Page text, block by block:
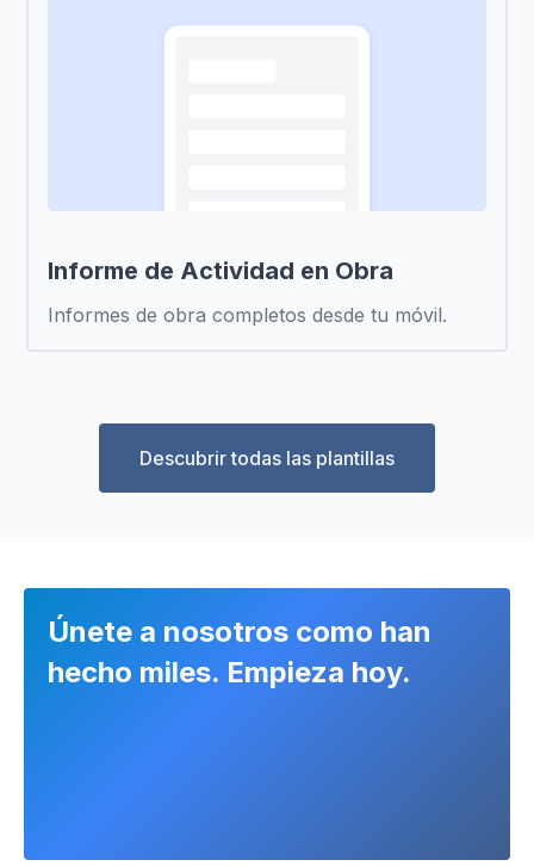
Informe de Actividad en Obra
Informes de obra completos desde tu móvil.
Descubrir todas las plantillas
Únete a nosotros como han
hecho miles. Empieza hoy.